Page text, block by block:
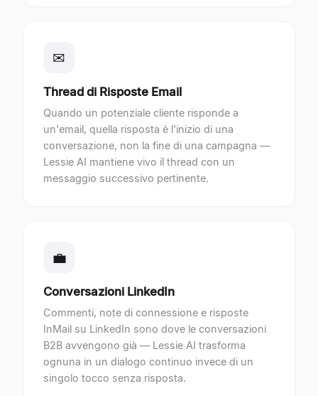
✉
Thread di Risposte Email
Quando un potenziale cliente risponde a
un'email, quella risposta è l'inizio di una
conversazione, non la fine di una campagna —
Lessie AI mantiene vivo il thread con un
messaggio successivo pertinente.
💼
Conversazioni LinkedIn
Commenti, note di connessione e risposte
InMail su LinkedIn sono dove le conversazioni
B2B avvengono già — Lessie AI trasforma
ognuna in un dialogo continuo invece di un
singolo tocco senza risposta.